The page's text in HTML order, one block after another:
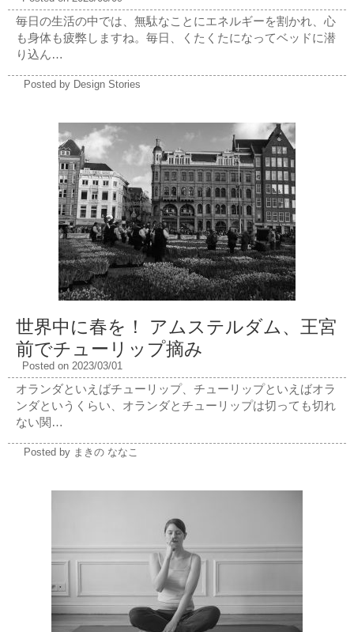
毎日の生活の中では、無駄なことにエネルギーを割かれ、心
も身体も疲弊しますね。毎日、くたくたになってベッドに潜
り込ん…
Posted by Design Stories
世界中に春を！ アムステルダム、王宮
前でチューリップ摘み
Posted on 2023/03/01
オランダといえばチューリップ、チューリップといえばオラ
ンダというくらい、オランダとチューリップは切っても切れ
ない関…
Posted by まきの ななこ